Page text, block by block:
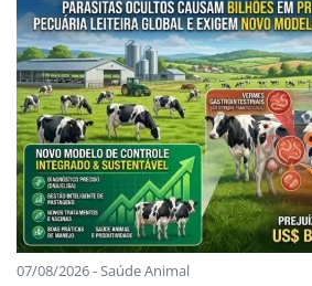
07/08/2026 - Saúde Animal